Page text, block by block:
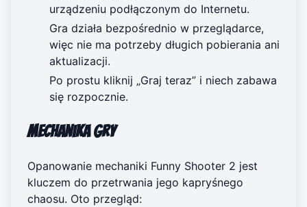
urządzeniu podłączonym do Internetu.
Gra działa bezpośrednio w przeglądarce,
więc nie ma potrzeby długich pobierania ani
aktualizacji.
Po prostu kliknij „Graj teraz” i niech zabawa
się rozpocznie.
Mechanika gry
Opanowanie mechaniki Funny Shooter 2 jest
kluczem do przetrwania jego kapryśnego
chaosu. Oto przegląd: